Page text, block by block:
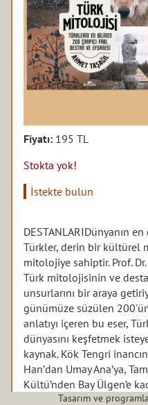
Fiyatı: 195 TL
Stokta yok!
İstekte bulun
DESTANLARIDünyanın
Türkler, derin bir kültürel
mitolojiye sahiptir. Prof.
Türk mitolojisinin ve
unsurlarını bir araya
günümüze süzülen
anlatıyı içeren bu eser,
dünyasını keşfetmek
kaynak. Kök Tengri
Han’dan Umay Ana’ya,
Kültü’nden Bay Ülgen’e
unsurlar; Türk
Tasarım ve